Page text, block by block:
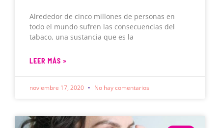
Alrededor de cinco millones de personas en
todo el mundo sufren las consecuencias del
tabaco, una sustancia que es la
LEER MÁS »
noviembre 17, 2020 No hay comentarios